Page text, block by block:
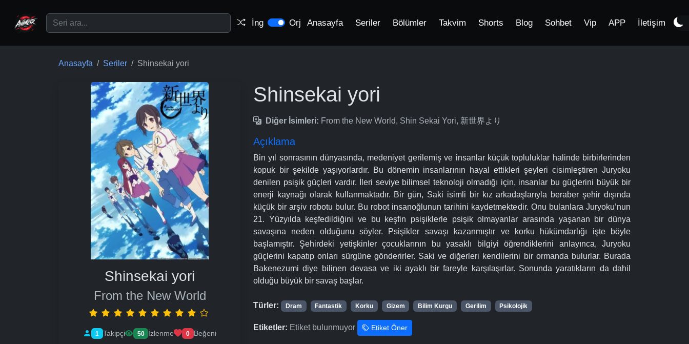
İng Orj Anasayfa Seriler Bölümler Takvim Shorts Blog Sohbet Vip APP İletişim
Anasayfa Seriler Shinsekai yori
Shinsekai yori
From the New World
1 Takipçi 50 İzlenme 0 Beğeni
Shinsekai yori
Diğer İsimleri: From the New World, Shin Sekai Yori, 新世界より
Açıklama
Bin yıl sonrasının dünyasında, medeniyet gerilemiş ve insanlar küçük topluluklar halinde birbirlerinden
kopuk bir şekilde yaşıyorlardır. Bu dönemin insanlarının hayal ettikleri şeyleri cisimleştiren Juryoku
denilen psişik güçleri vardır. İleri seviye bilimsel teknoloji olmadığı için, insanlar bu güçlerini büyük bir
enerji kaynağı olarak kullanmaktadır. Bir gün, Saki isimli bir kız arkadaşlarıyla beraber şehir dışında
küçük bir arşiv robotu bulur. Bu robot insanoğlunun tarihini kaydetmektedir. Onu bulanlara Juryoku’nun
21. Yüzyılda keşfedildiğini ve bu keşfin psişiklerle psişik olmayanlar arasında yaşanan bir dünya
savaşına neden olduğunu söyler. Psişikler savaşı kazanmıştır ve korku hükümdarlığı işte böyle
başlamıştır. Şehirdeki yetişkinler çocuklarının bu yasaklı bilgiyi öğrendiklerini anlayınca, Juryoku
güçlerini kapatıp onları sürgüne gönderirler. Saki ve diğerleri kendilerini bir ormanda bulurlar. Burada
Bakenezumi diye bilinen devasa ve iki ayaklı bir fareyle karşılaşırlar. Sonunda yaratıkların da dahil
olduğu büyük bir savaş başlar.
Türler: Dram Fantastik Korku Gizem Bilim Kurgu Gerilim Psikolojik
Etiketler: Etiket bulunmuyor Etiket Öner